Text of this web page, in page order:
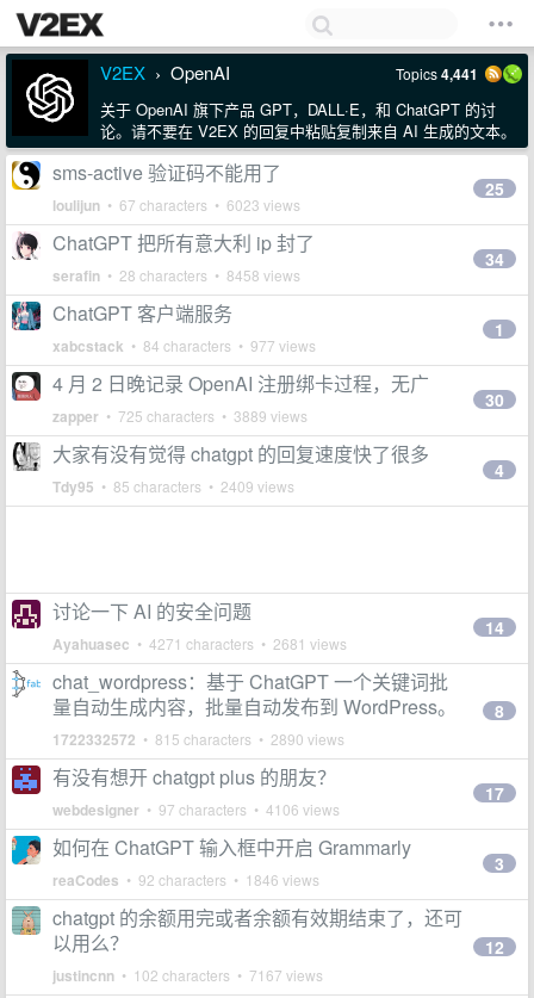
V2EX › OpenAI Topics4,441
关于 OpenAI 旗下产品 GPT，DALL·E，和 ChatGPT 的讨
论。请不要在 V2EX 的回复中粘贴复制来自 AI 生成的文本。
sms-active 验证码不能用了
loulijun • 67 characters • 6023 views
25
ChatGPT 把所有意大利 ip 封了
serafin • 28 characters • 8458 views
34
ChatGPT 客户端服务
xabcstack • 84 characters • 977 views
1
4 月 2 日晚记录 OpenAI 注册绑卡过程，无广
zapper • 725 characters • 3889 views
30
大家有没有觉得 chatgpt 的回复速度快了很多
Tdy95 • 85 characters • 2409 views
4
讨论一下 AI 的安全问题
Ayahuasec • 4271 characters • 2681 views
14
chat_wordpress：基于 ChatGPT 一个关键词批
量自动生成内容，批量自动发布到 WordPress。
1722332572 • 815 characters • 2890 views
8
有没有想开 chatgpt plus 的朋友？
webdesigner • 97 characters • 4106 views
17
如何在 ChatGPT 输入框中开启 Grammarly
reaCodes • 92 characters • 1846 views
3
chatgpt 的余额用完或者余额有效期结束了，还可
以用么？
justincnn • 102 characters • 7167 views
12